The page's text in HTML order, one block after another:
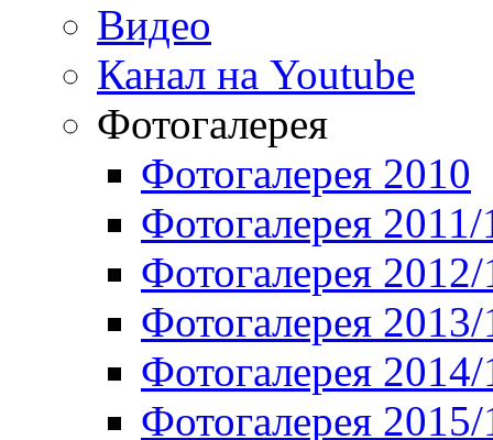
Видео
Канал на Youtube
Фотогалерея
Фотогалерея 2010
Фотогалерея 2011/
Фотогалерея
Фотогалерея
Фотогалерея
Фотогалерея